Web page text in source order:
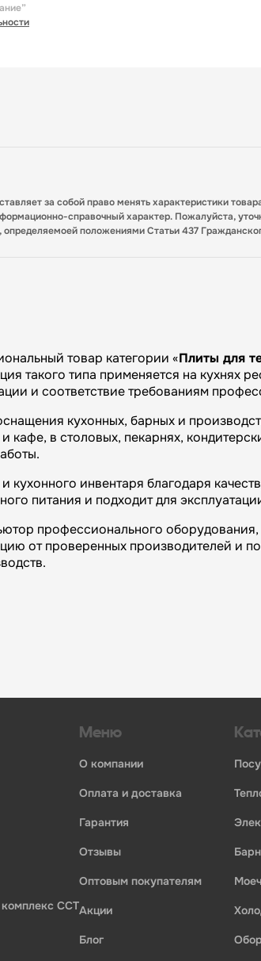
за собой право менять характеристики
справочный характер. Пожалуйста,
положениями Статьи 437
товар категории «Плиты для
такого типа применяется на кухнях
и соответствие требованиям
кухонных, барных и
в столовых, пекарнях,
инвентаря благодаря
питания и подходит для
профессионального
от проверенных производителей и
для HoReCa
комплекс ССТ
Меню
о компании
оплата и доставка
гарантия
отзывы
оптовым покупателям
акции
блог